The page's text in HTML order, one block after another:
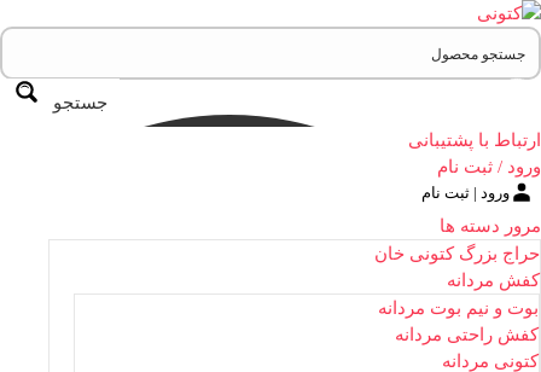
جستجو
ارتباط با پشتیبانی
ورود / ثبت نام
ورود | ثبت نام
مرور دسته ها
حراج بزرگ کتونی خان
کفش مردانه
بوت و نیم بوت مردانه
کفش راحتی مردانه
کتونی مردانه